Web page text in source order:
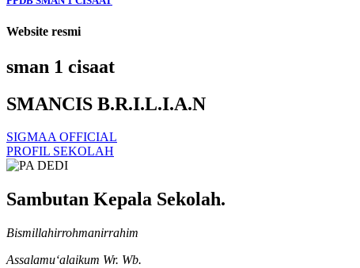
Website resmi
sman 1 cisaat
SMANCIS B.R.I.L.I.A.N
SIGMAA OFFICIAL
PROFIL SEKOLAH
Sambutan Kepala Sekolah.
Bismillahirrohmanirrahim
Assalamu‘alaikum Wr. Wb.